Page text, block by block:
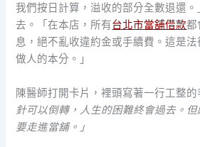
我們按日計算，溢收的部分全數退還
去。「在本店，所有台北市當舖借款都
息，絕不亂收違約金或手續費。這是
做人的本分。」
陳醫師打開卡片，裡頭寫著一行工整的
針可以倒轉，人生的困難終會過去。
要走進當舖。」